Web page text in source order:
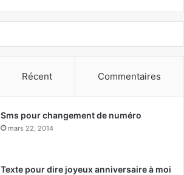
Récent Commentaires
Sms pour changement de numéro
mars 22, 2014
Texte pour dire joyeux anniversaire à moi